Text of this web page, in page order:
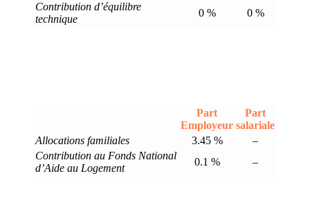
Contribution d’équilibre
technique
0 % 0 %
Part
Employeur
Part
salariale
Allocations familiales
3.45 %
–
Contribution au Fonds National
d’Aide au Logement
0.1 % –